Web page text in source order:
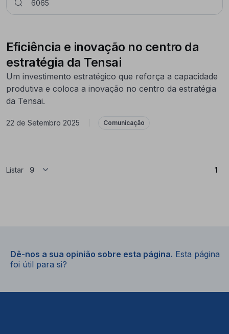
Eficiência e inovação no centro da
estratégia da Tensai
Um investimento estratégico que reforça a capacidade
produtiva e coloca a inovação no centro da estratégia
da Tensai.
22 de Setembro 2025 Comunicação
Listar 1
Dê-nos a sua opinião sobre esta página. Esta página
foi útil para si?